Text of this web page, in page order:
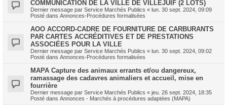
COMMUNICATION DE LA VILLE DE VILLEJUIF (2 LOTS)
Dernier message par Service Marchés Publics « lun. 30 sept. 2024, 09:09
Posté dans Annonces-Procédures formalisées
AOO ACCORD-CADRE DE FOURNITURE DE CARBURANTS
PAR CARTES ACCRÉDITIVES ET DE PRESTATIONS
ASSOCIÉES POUR LA VILLE
Dernier message par Service Marchés Publics « lun. 30 sept. 2024, 09:02
Posté dans Annonces-Procédures formalisées
MAPA Capture des animaux errants et/ou dangereux,
ramassage des cadavres animaliers et accueil, mise en
fourrière
Dernier message par Service Marchés Publics « jeu. 26 sept. 2024, 18:35
Posté dans Annonces - Marchés à procédures adaptées (MAPA)